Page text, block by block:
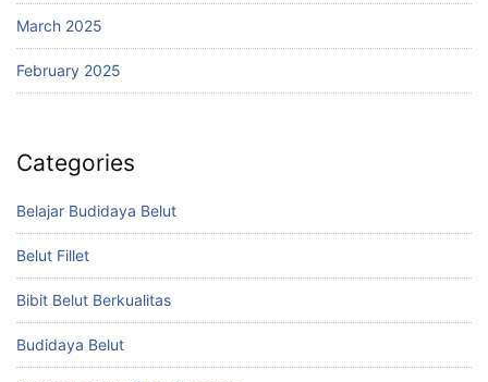
March 2025
February 2025
Categories
Belajar Budidaya Belut
Belut Fillet
Bibit Belut Berkualitas
Budidaya Belut